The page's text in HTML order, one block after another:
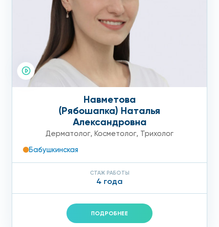
Навметова
(Рябошапка) Наталья
Александровна
Дерматолог, Косметолог, Трихолог
Бабушкинская
СТАЖ РАБОТЫ
4 года
ПОДРОБНЕЕ